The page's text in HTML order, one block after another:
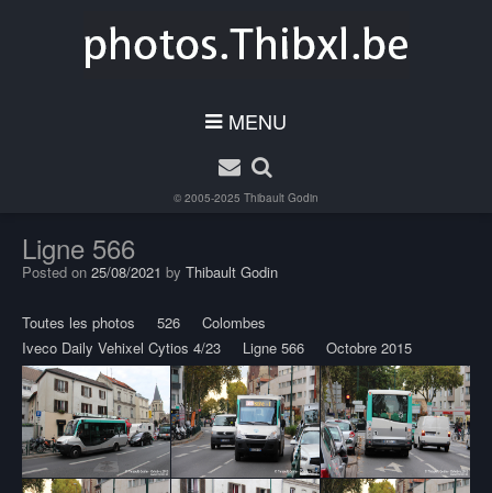
MENU
© 2005-2025 Thibault Godin
Ligne 566
Posted on 25/08/2021 by Thibault Godin
Toutes les photos 526
Colombes
Iveco Daily Vehixel Cytios 4/23
Ligne 566 Octobre 2015